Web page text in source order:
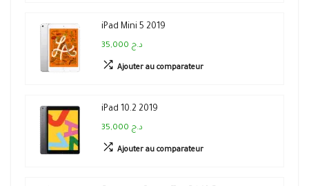
iPad Mini 5 2019
35,000 د.ج
Ajouter au comparateur
iPad 10.2 2019
35,000 د.ج
Ajouter au comparateur